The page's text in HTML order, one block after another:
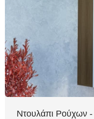
Ντουλάπι Ρούχων